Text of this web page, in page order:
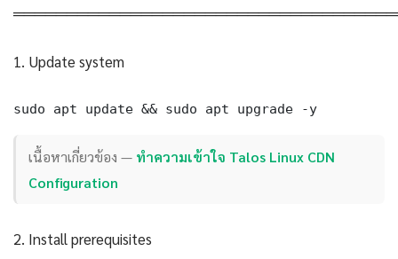
1. Update system
sudo apt update && sudo apt upgrade -y
เนื้อหาเกี่ยวข้อง — ทำความเข้าใจ Talos Linux CDN
Configuration
2. Install prerequisites